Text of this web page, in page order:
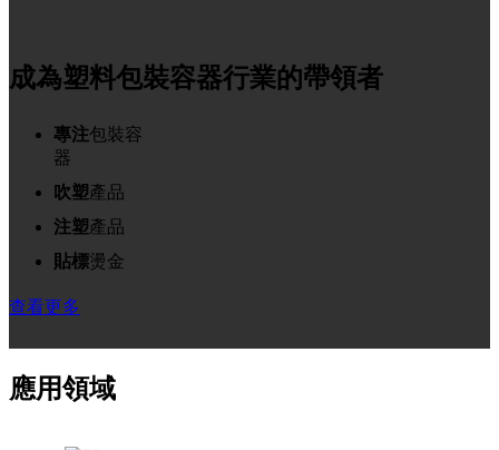
成為塑料包裝容器行業的帶領者
專注包裝容
器
吹塑產品
注塑產品
貼標燙金
查看更多
應用領域